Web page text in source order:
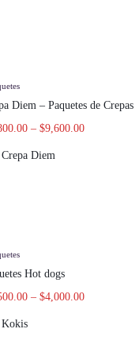
Diem – Paquetes de Crepas
– $9,600.00
Crepa Diem
Hot dogs
– $4,000.00
Kokis